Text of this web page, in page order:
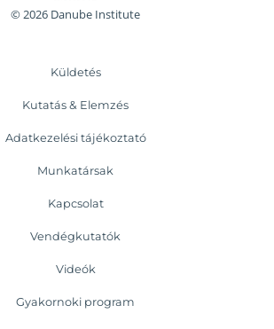
© 2026 Danube Institute
Küldetés
Kutatás & Elemzés
Adatkezelési tájékoztató
Munkatársak
Kapcsolat
Vendégkutatók
Videók
Gyakornoki program